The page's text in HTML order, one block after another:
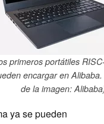
primeros portátiles
encargar en
de la imagen:
ya se pueden